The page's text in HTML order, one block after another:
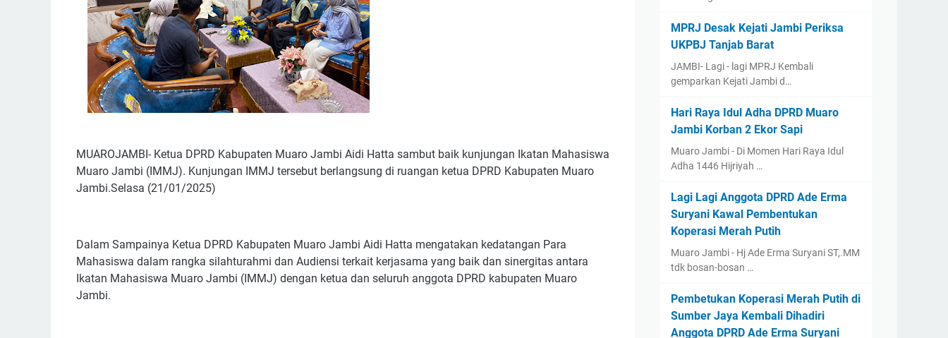
MUAROJAMBI- Ketua DPRD Kabupaten Muaro Jambi Aidi Hatta sambut baik kunjungan Ikatan Mahasiswa
Muaro Jambi (IMMJ). Kunjungan IMMJ tersebut berlangsung di ruangan ketua DPRD Kabupaten Muaro
Jambi.Selasa (21/01/2025)
Dalam Sampainya Ketua DPRD Kabupaten Muaro Jambi Aidi Hatta mengatakan kedatangan Para
Mahasiswa dalam rangka silahturahmi dan Audiensi terkait kerjasama yang baik dan sinergitas antara
Ikatan Mahasiswa Muaro Jambi (IMMJ) dengan ketua dan seluruh anggota DPRD kabupaten Muaro
Jambi.
MPRJ Desak Kejati Jambi Periksa
UKPBJ Tanjab Barat
JAMBI- Lagi - lagi MPRJ Kembali
gemparkan Kejati Jambi d…
Hari Raya Idul Adha DPRD Muaro
Jambi Korban 2 Ekor Sapi
Muaro Jambi - Di Momen Hari Raya Idul
Adha 1446 Hijriyah …
Lagi Lagi Anggota DPRD Ade Erma
Suryani Kawal Pembentukan
Koperasi Merah Putih
Muaro Jambi - Hj Ade Erma Suryani ST,.MM
tdk bosan-bosan …
Pembetukan Koperasi Merah Putih di
Sumber Jaya Kembali Dihadiri
Anggota DPRD Ade Erma Suryani